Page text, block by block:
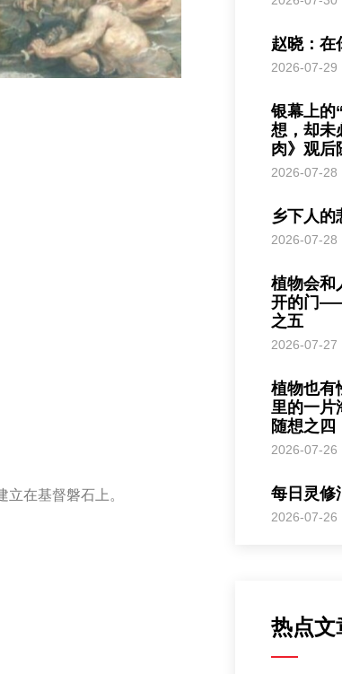
在基督磐石上。
赵晓：在
2026-07-29
银幕上的
想，却
肉》观后
2026-07-28
乡下人的
2026-07-28
植物会和
开的门
之五
2026-07-27
植物也有
里的一
随想之四
2026-07-26
每日灵修
2026-07-26
热点文